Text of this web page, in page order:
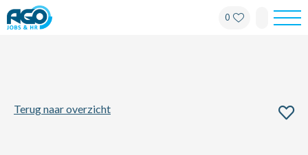
0
Terug naar overzicht